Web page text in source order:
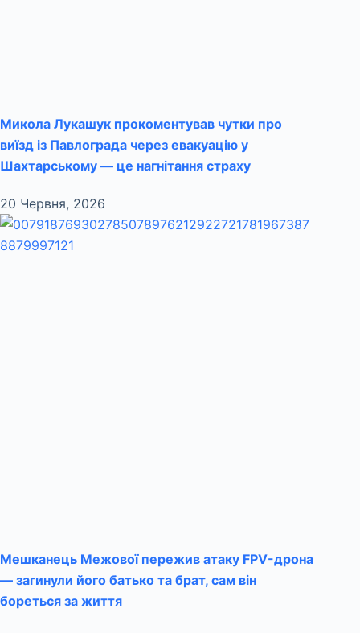
Микола Лукашук прокоментував чутки про
виїзд із Павлограда через евакуацію у
Шахтарському — це нагнітання страху
20 Червня, 2026
Мешканець Межової пережив атаку FPV-дрона
— загинули його батько та брат, сам він
бореться за життя